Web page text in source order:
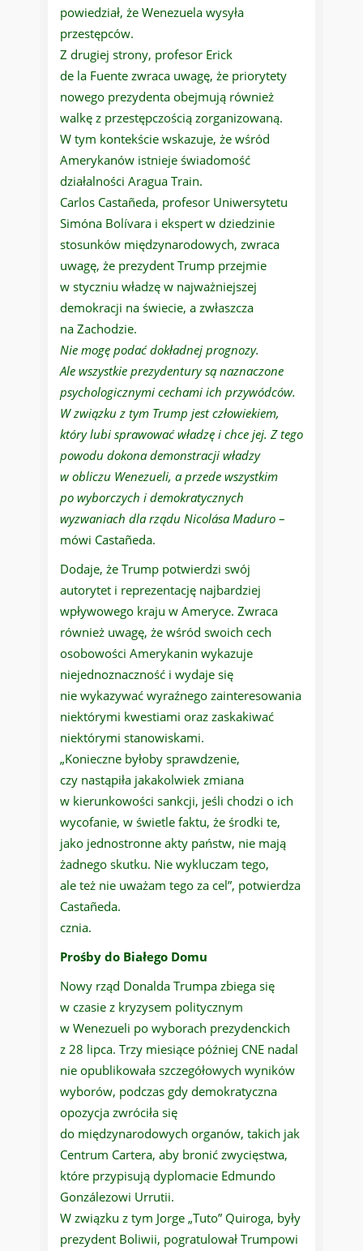
powiedział, że Wenezuela wysyła
przestępców.
Z drugiej strony, profesor Erick
de la Fuente zwraca uwagę, że priorytety
nowego prezydenta obejmują również
walkę z przestępczością zorganizowaną.
W tym kontekście wskazuje, że wśród
Amerykanów istnieje świadomość
działalności Aragua Train.
Carlos Castañeda, profesor Uniwersytetu
Simóna Bolívara i ekspert w dziedzinie
stosunków międzynarodowych, zwraca
uwagę, że prezydent Trump przejmie
w styczniu władzę w najważniejszej
demokracji na świecie, a zwłaszcza
na Zachodzie.
Nie mogę podać dokładnej prognozy.
Ale wszystkie prezydentury są naznaczone
psychologicznymi cechami ich przywódców.
W związku z tym Trump jest człowiekiem,
który lubi sprawować władzę i chce jej. Z tego
powodu dokona demonstracji władzy
w obliczu Wenezueli, a przede wszystkim
po wyborczych i demokratycznych
wyzwaniach dla rządu Nicolása Maduro –
mówi Castañeda.
Dodaje, że Trump potwierdzi swój
autorytet i reprezentację najbardziej
wpływowego kraju w Ameryce. Zwraca
również uwagę, że wśród swoich cech
osobowości Amerykanin wykazuje
niejednoznaczność i wydaje się
nie wykazywać wyraźnego zainteresowania
niektórymi kwestiami oraz zaskakiwać
niektórymi stanowiskami.
„Konieczne byłoby sprawdzenie,
czy nastąpiła jakakolwiek zmiana
w kierunkowości sankcji, jeśli chodzi o ich
wycofanie, w świetle faktu, że środki te,
jako jednostronne akty państw, nie mają
żadnego skutku. Nie wykluczam tego,
ale też nie uważam tego za cel”, potwierdza
Castañeda.
cznia.
Prośby do Białego Domu
Nowy rząd Donalda Trumpa zbiega się
w czasie z kryzysem politycznym
w Wenezueli po wyborach prezydenckich
z 28 lipca. Trzy miesiące później CNE nadal
nie opublikowała szczegółowych wyników
wyborów, podczas gdy demokratyczna
opozycja zwróciła się
do międzynarodowych organów, takich jak
Centrum Cartera, aby bronić zwycięstwa,
które przypisują dyplomacie Edmundo
Gonzálezowi Urrutii.
W związku z tym Jorge „Tuto” Quiroga, były
prezydent Boliwii, pogratulował Trumpowi